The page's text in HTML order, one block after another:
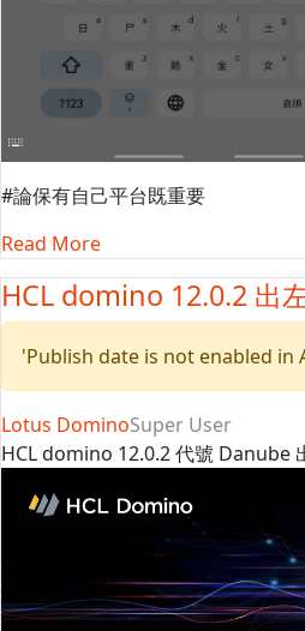
#論保有自己平台既重要
Read More
HCL domino 12.0.2 出
'Publish date is not enabled
Lotus DominoSuper User
HCL domino 12.0.2 代號 Danube